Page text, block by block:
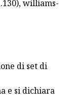
williams-
di set di
e si dichiara